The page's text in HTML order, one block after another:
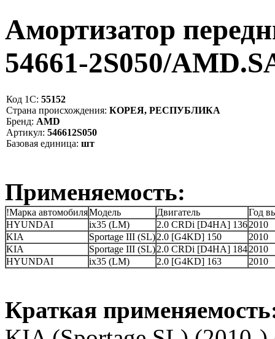
Амортизатор
54661-2S050/
Код 1С: 55152
Страна происхождения: КОРЕЯ, РЕСПУБЛИКА
Бренд: AMD
Артикул: 546612S050
Базовая единица: шт
Применяемость:
!Марка автомобиляМодель Двигатель
Год
HYUNDAI
ix35 (LM) 2.0 CRDi [D4HA] 1362010
KIA
Sportage III (SL)2.0 [G4KD] 150
2010
KIA
Sportage III (SL)2.0 CRDi [D4HA] 1842010
HYUNDAI
ix35 (LM) 2.0 [G4KD] 163 2010
Краткая